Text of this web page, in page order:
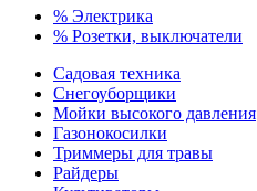
% Электрика
% Розетки, выключатели
Садовая техника
Снегоуборщики
Мойки высокого давления
Газонокосилки
Триммеры для травы
Райдеры